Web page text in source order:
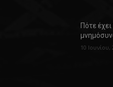
Πότε
10 Ιουνίου,